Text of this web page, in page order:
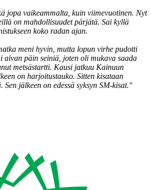
jopa vaikeammalta, kuin viimevuotinen. Nyt
on mahdollisuudet pärjätä. Sai kyllä
koko radan ajan.
meni hyvin, mutta lopun virhe pudotti
aivan päin seiniä, joten oli mukava saada
metsästartti. Kausi jatkuu Kainuun
on harjoitustauko. Sitten kisataan
Sen jälkeen on edessä syksyn SM-kisat."